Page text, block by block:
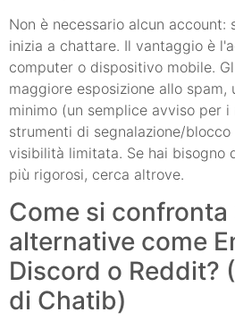
Non è necessario alcun account:
inizia a chattare. Il vantaggio è
computer o dispositivo mobile.
maggiore esposizione allo spam,
minimo (un semplice avviso per
strumenti di segnalazione/blocco
visibilità limitata. Se hai bisogno
più rigorosi, cerca altrove.
Come si
alternative come
Discord o Reddit?
di Chatib)